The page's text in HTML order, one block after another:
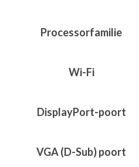
Processorfamilie
Wi-Fi
DisplayPort-poort
VGA (D-Sub) poort